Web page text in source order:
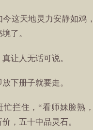
今这天地灵力安静如鸡
了。
让人无话可说。
下册子就要走。
忙拦住，“看师妹脸熟
，五十中品灵石。